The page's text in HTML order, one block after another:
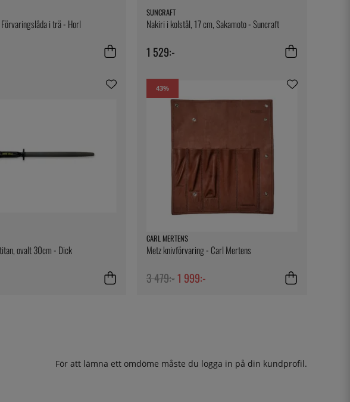
i trä - Horl
SUNCRAFT
Nakiri i kolstål, 17 cm, Sakamoto - Suncraft
1 529:-
ovalt 30cm - Dick
43%
CARL MERTENS
Metz knivförvaring - Carl Mertens
3 479:-1 999:-
För att lämna ett omdöme måste du logga in på din kundprofil.